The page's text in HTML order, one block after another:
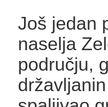
Još jedan
naselja
području,